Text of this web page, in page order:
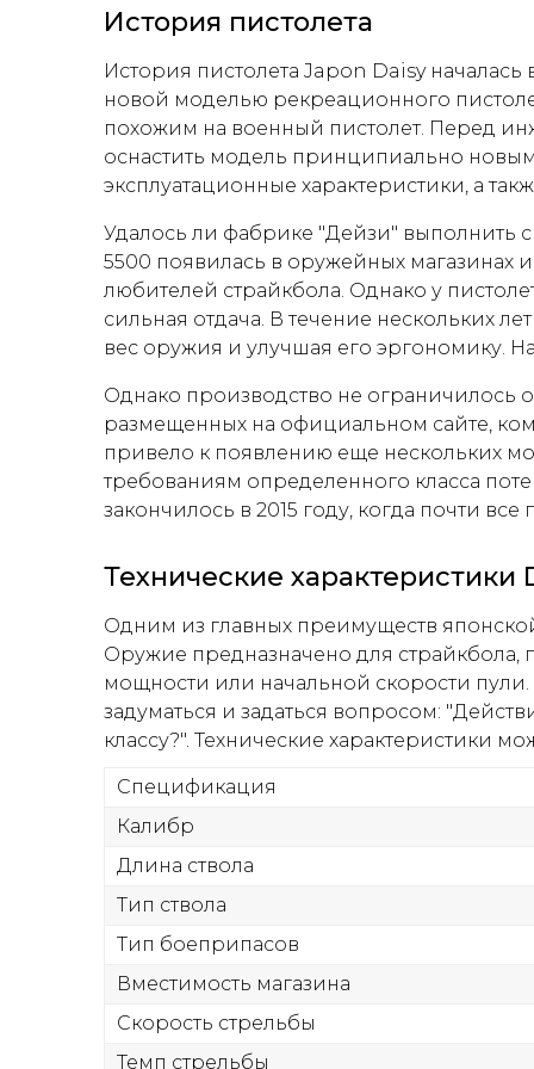
История пистолета
История пистолета Japon Daisy началась
новой моделью рекреационного
похожим на военный пистолет. Перед
оснастить модель принципиально
эксплуатационные характеристики, а
Удалось ли фабрике "Дейзи" выполнить
5500 появилась в оружейных магазинах
любителей страйкбола. Однако у
сильная отдача. В течение нескольких
вес оружия и улучшая его эргономику.
Однако производство не ограничилось
размещенных на официальном сайте,
привело к появлению еще нескольких
требованиям определенного класса
закончилось в 2015 году, когда почти
Технические характеристики
Одним из главных преимуществ
Оружие предназначено для страйкбола,
мощности или начальной скорости
задуматься и задаться вопросом:
классу?". Технические характеристики
Спецификация
Калибр
Длина ствола
Тип ствола
Тип боеприпасов
Вместимость магазина
Скорость стрельбы
Темп стрельбы